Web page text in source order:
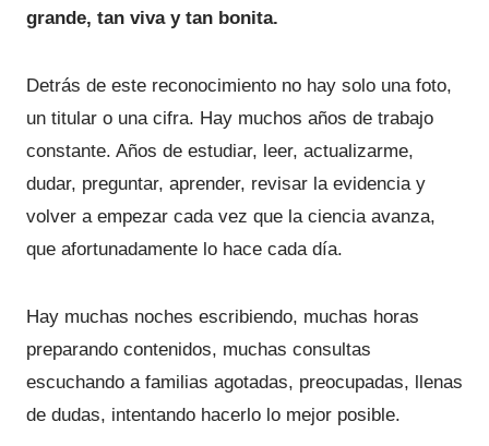
grande, tan viva y tan bonita.
Detrás de este reconocimiento no hay solo una foto,
un titular o una cifra. Hay muchos años de trabajo
constante. Años de estudiar, leer, actualizarme,
dudar, preguntar, aprender, revisar la evidencia y
volver a empezar cada vez que la ciencia avanza,
que afortunadamente lo hace cada día.
Hay muchas noches escribiendo, muchas horas
preparando contenidos, muchas consultas
escuchando a familias agotadas, preocupadas, llenas
de dudas, intentando hacerlo lo mejor posible.